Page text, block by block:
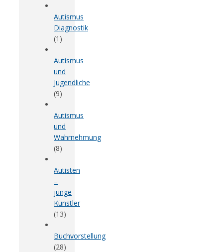
Autismus
Diagnostik
(1)
Autismus
und
Jugendliche
(9)
Autismus
und
Wahrnehmung
(8)
Autisten
–
junge
Künstler
(13)
Buchvorstellung
(28)